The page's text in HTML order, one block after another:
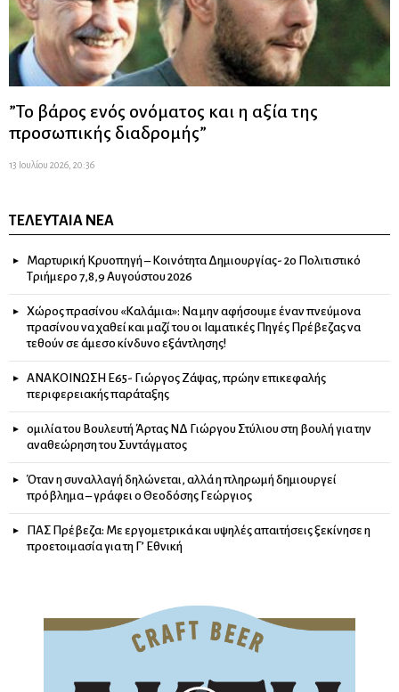
”Το βάρος ενός ονόματος και η αξία της
προσωπικής διαδρομής”
13 Ιουλίου 2026, 20:36
ΤΕΛΕΥΤΑΊΑ ΝΈΑ
Μαρτυρική Κρυοπηγή – Κοινότητα Δημιουργίας- 2ο Πολιτιστικό
Τριήμερο 7,8,9 Αυγούστου 2026
Χώρος πρασίνου «Καλάμια»: Να μην αφήσουμε έναν πνεύμονα
πρασίνου να χαθεί και μαζί του οι Ιαματικές Πηγές Πρέβεζας να
τεθούν σε άμεσο κίνδυνο εξάντλησης!
ΑΝΑΚΟΙΝΩΣΗ Ε65- Γιώργος Ζάψας, πρώην επικεφαλής
περιφερειακής παράταξης
ομιλία του Βουλευτή Άρτας ΝΔ Γιώργου Στύλιου στη βουλή για την
αναθεώρηση του Συντάγματος
Όταν η συναλλαγή δηλώνεται, αλλά η πληρωμή δημιουργεί
πρόβλημα – γράφει ο Θεοδόσης Γεώργιος
ΠΑΣ Πρέβεζα: Με εργομετρικά και υψηλές απαιτήσεις ξεκίνησε η
προετοιμασία για τη Γ’ Εθνική